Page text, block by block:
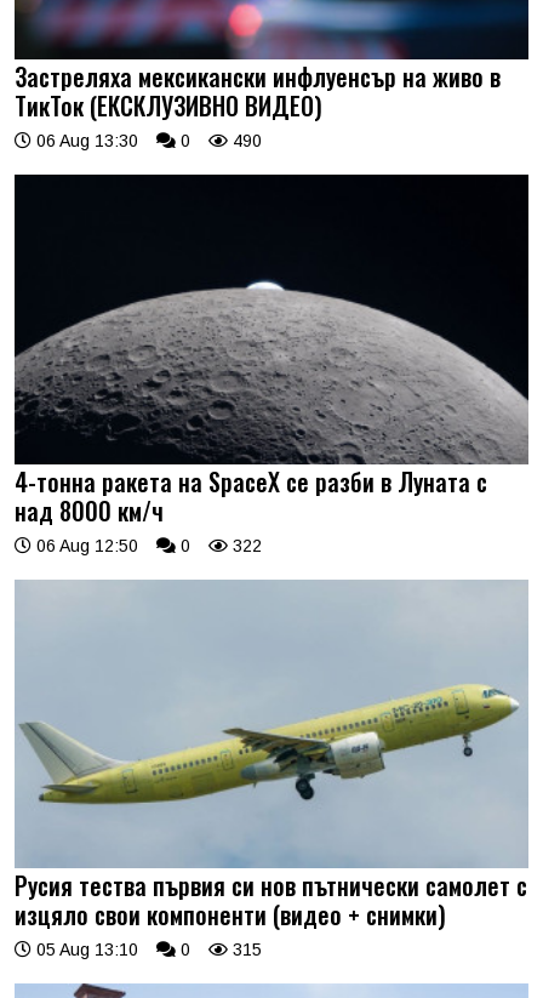
Застреляха мексикански инфлуенсър на живо в
ТикТок (ЕКСКЛУЗИВНО ВИДЕО)
06 Aug 13:30 0 490
4-тонна ракета на SpaceX се разби в Луната с
над 8000 км/ч
06 Aug 12:50 0 322
Русия тества първия си нов пътнически самолет с
изцяло свои компоненти (видео + снимки)
05 Aug 13:10 0 315